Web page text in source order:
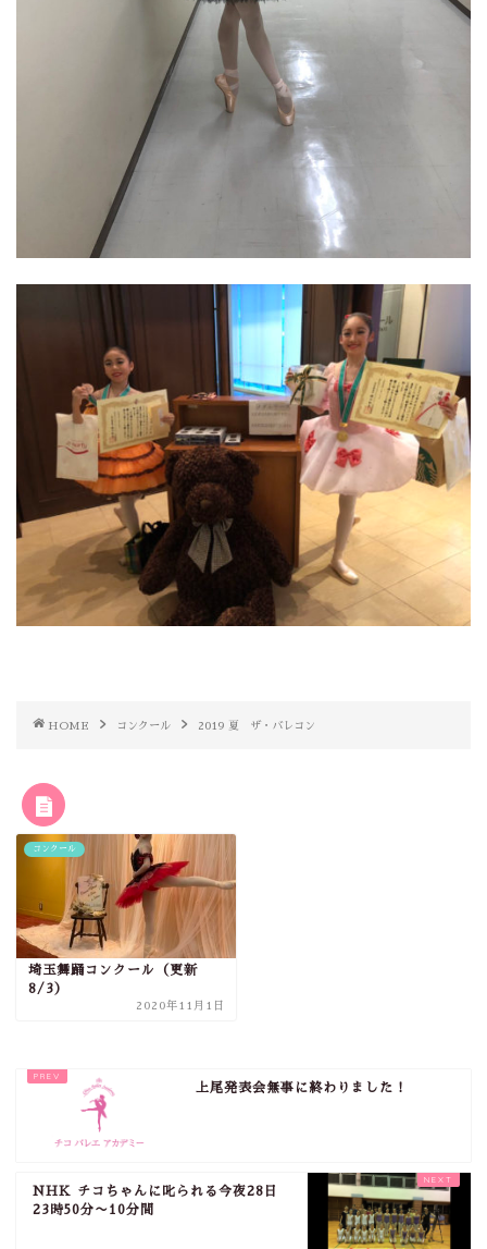
HOME コンクール 2019 夏 ザ・バレコン
コンクール
埼玉舞踊コンクール（更新
8/3）
2020年11月1日
上尾発表会無事に終わりました！
NHK チコちゃんに叱られる今夜28日
23時50分〜10分間